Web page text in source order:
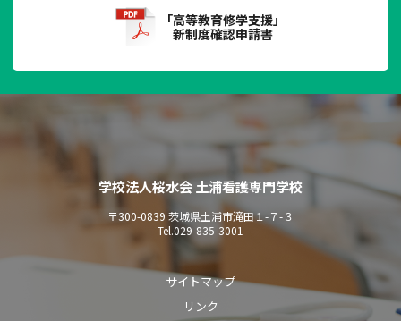
「高等教育修学支援」
新制度確認申請書
学校法人桜水会 土浦看護専門学校
〒300-0839 茨城県土浦市滝田１-７-３
Tel.029-835-3001
サイトマップ
リンク